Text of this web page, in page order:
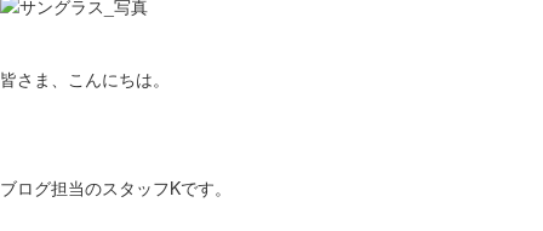
皆さま、こんにちは。
ブログ担当のスタッフKです。